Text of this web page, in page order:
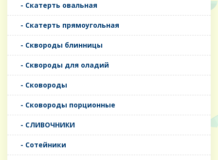
- Скатерть овальная
- Скатерть прямоугольная
- Сквороды блинницы
- Сквороды для оладий
- Сковороды
- Сковороды порционные
- СЛИВОЧНИКИ
- Сотейники